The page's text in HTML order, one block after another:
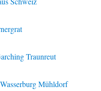
Traunreut
Mühldorf